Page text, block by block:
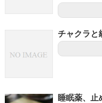
チャクラと
睡眠薬、止